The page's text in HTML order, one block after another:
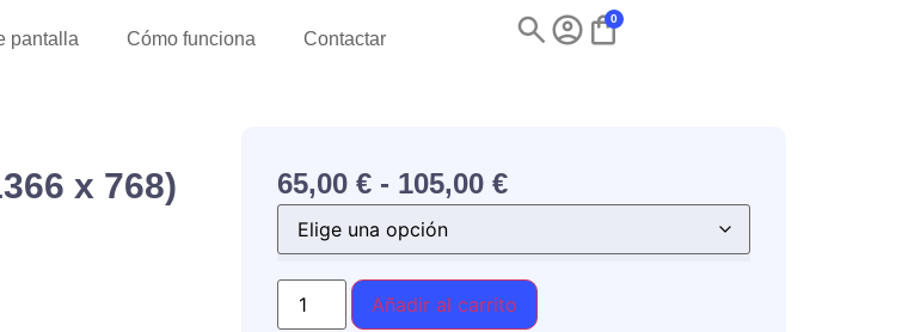
pantalla Cómo funciona Contactar
0
x 768) 65,00 € - 105,00 €
Añadir al carrito